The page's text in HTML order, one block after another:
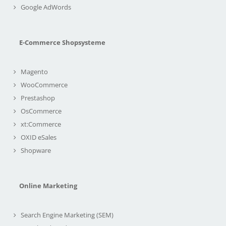
Google AdWords
E-Commerce Shopsysteme
Magento
WooCommerce
Prestashop
OsCommerce
xt:Commerce
OXID eSales
Shopware
Online Marketing
Search Engine Marketing (SEM)